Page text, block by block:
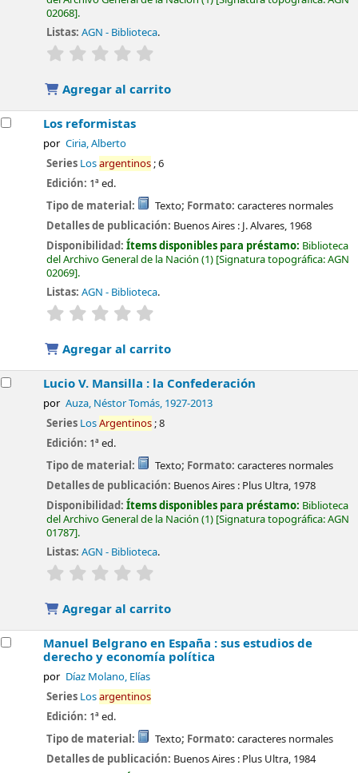
02068 .
Listas: AGN - Biblioteca.
valoración
Agregar al carrito
Los reformistas
por Ciria, Alberto
Series Losargentinos; 6
Edición: 1ª ed.
Tipo de material:
Texto; Formato: caracteres normales
Detalles de publicación: Buenos Aires : J. Alvares, 1968
Disponibilidad:Ítems disponibles para préstamo: Biblioteca
del Archivo General de la Nación (1) Signatura topográfica:AGN
02069 .
Listas: AGN - Biblioteca.
valoración
Agregar al carrito
Lucio V. Mansilla : la Confederación
por Auza, Néstor Tomás, 1927-2013
Series LosArgentinos; 8
Edición: 1ª ed.
Tipo de material:
Texto; Formato: caracteres normales
Detalles de publicación: Buenos Aires : Plus Ultra, 1978
Disponibilidad:Ítems disponibles para préstamo: Biblioteca
del Archivo General de la Nación (1) Signatura topográfica:AGN
01787 .
Listas: AGN - Biblioteca.
valoración
Agregar al carrito
Manuel Belgrano en España : sus estudios de
derecho y economía política
por Díaz Molano, Elías
Series Losargentinos
Edición: 1ª ed.
Tipo de material:
Texto; Formato: caracteres normales
Detalles de publicación: Buenos Aires : Plus Ultra, 1984